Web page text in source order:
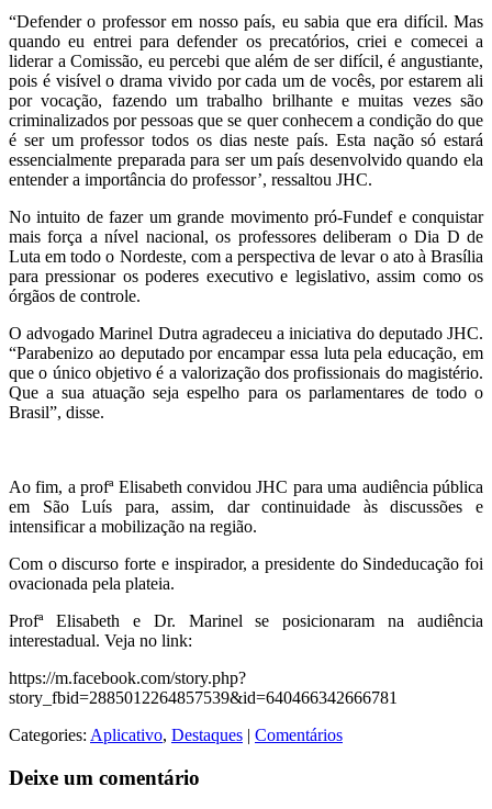
“Defender o professor em nosso país, eu sabia que era difícil. Mas
quando eu entrei para defender os precatórios, criei e comecei a
liderar a Comissão, eu percebi que além de ser difícil, é angustiante,
pois é visível o drama vivido por cada um de vocês, por estarem ali
por vocação, fazendo um trabalho brilhante e muitas vezes são
criminalizados por pessoas que se quer conhecem a condição do que
é ser um professor todos os dias neste país. Esta nação só estará
essencialmente preparada para ser um país desenvolvido quando ela
entender a importância do professor’, ressaltou JHC.
No intuito de fazer um grande movimento pró-Fundef e conquistar
mais força a nível nacional, os professores deliberam o Dia D de
Luta em todo o Nordeste, com a perspectiva de levar o ato à Brasília
para pressionar os poderes executivo e legislativo, assim como os
órgãos de controle.
O advogado Marinel Dutra agradeceu a iniciativa do deputado JHC.
“Parabenizo ao deputado por encampar essa luta pela educação, em
que o único objetivo é a valorização dos profissionais do magistério.
Que a sua atuação seja espelho para os parlamentares de todo o
Brasil”, disse.
Ao fim, a profª Elisabeth convidou JHC para uma audiência pública
em São Luís para, assim, dar continuidade às discussões e
intensificar a mobilização na região.
Com o discurso forte e inspirador, a presidente do Sindeducação foi
ovacionada pela plateia.
Profª Elisabeth e Dr. Marinel se posicionaram na audiência
interestadual. Veja no link:
https://m.facebook.com/story.php?
story_fbid=2885012264857539&id=640466342666781
Categories: Aplicativo, Destaques | Comentários
Deixe um comentário